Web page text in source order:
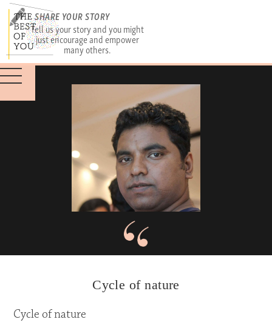
SHARE YOUR STORY
Tell us your story and you might
just encourage and empower
many others.
Cycle of nature
Cycle of nature